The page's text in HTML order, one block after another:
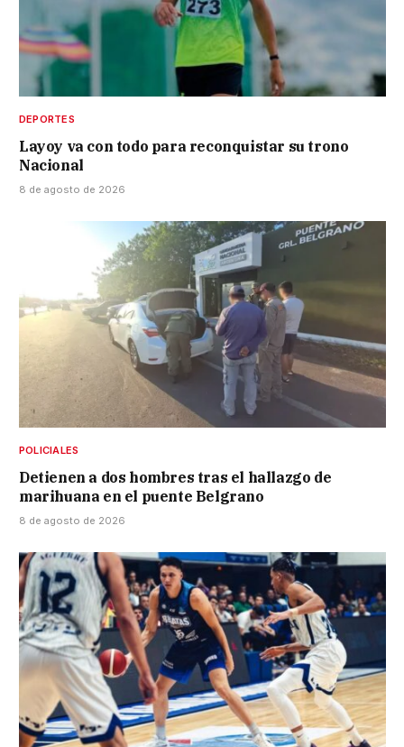
DEPORTES
Layoy va con todo para reconquistar su trono
Nacional
8 de agosto de 2026
POLICIALES
Detienen a dos hombres tras el hallazgo de
marihuana en el puente Belgrano
8 de agosto de 2026